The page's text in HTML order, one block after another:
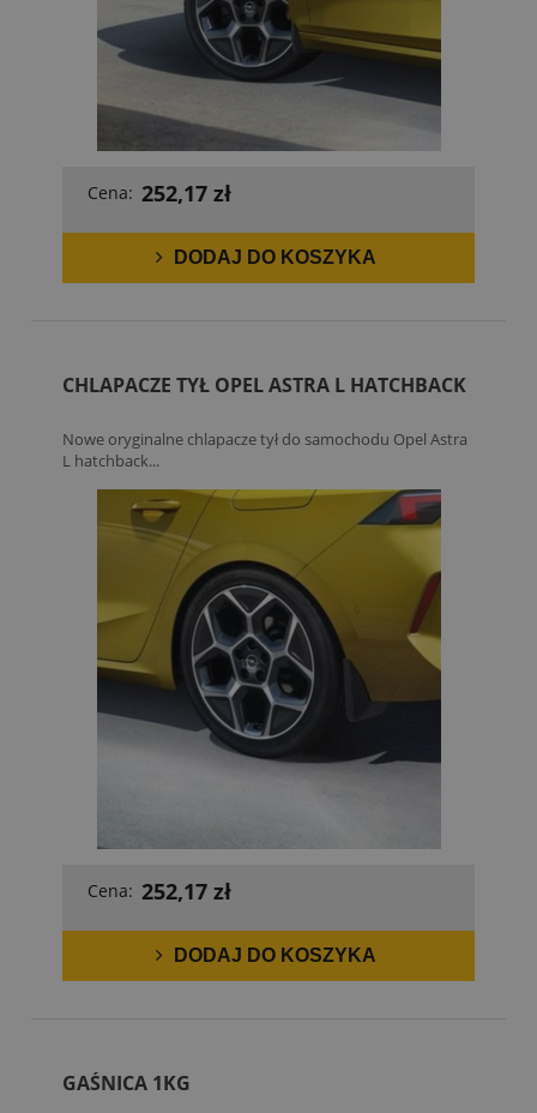
Cena: 252,17 zł
DODAJ DO KOSZYKA
CHLAPACZE TYŁ OPEL ASTRA L HATCHBACK
Nowe oryginalne chlapacze tył do samochodu Opel Astra
L hatchback...
Cena: 252,17 zł
DODAJ DO KOSZYKA
GAŚNICA 1KG